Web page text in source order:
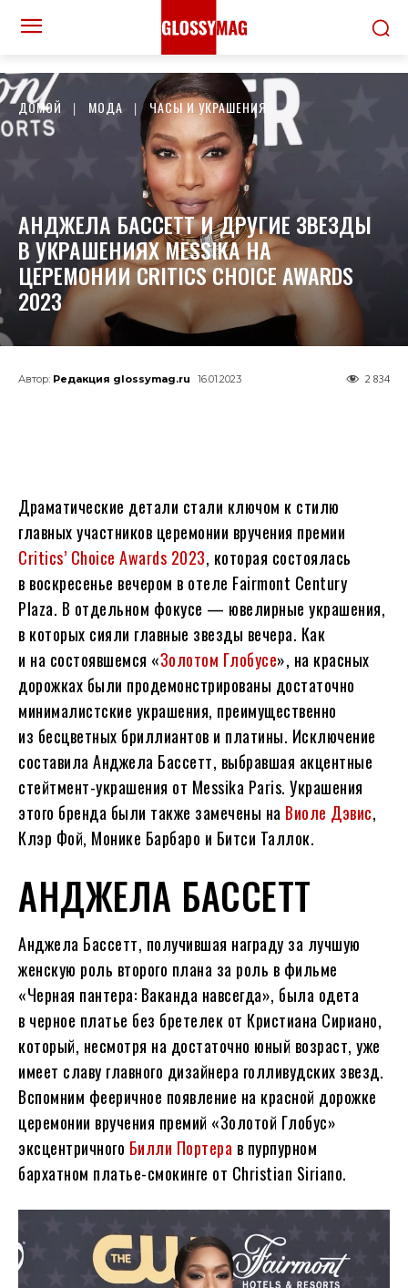
ДОМОЙ МОДА ЧАСЫ И УКРАШЕНИЯ
АНДЖЕЛА БАССЕТТ И ДРУГИЕ ЗВЕЗДЫ
В УКРАШЕНИЯХ MESSIKA НА
ЦЕРЕМОНИИ CRITICS CHOICE AWARDS
2023
Автор: Редакция glossymag.ru 16.01.2023 2 834
Драматические детали стали ключом к стилю
главных участников церемонии вручения премии
Critics’ Choice Awards 2023, которая состоялась
в воскресенье вечером в отеле Fairmont Century
Plaza. В отдельном фокусе — ювелирные украшения,
в которых сияли главные звезды вечера. Как
и на состоявшемся «Золотом Глобусе», на красных
дорожках были продемонстрированы достаточно
минималистские украшения, преимущественно
из бесцветных бриллиантов и платины. Исключение
составила Анджела Бассетт, выбравшая акцентные
стейтмент-украшения от Messika Paris. Украшения
этого бренда были также замечены на Виоле Дэвис,
Клэр Фой, Монике Барбаро и Битси Таллок.
АНДЖЕЛА БАССЕТТ
Анджела Бассетт, получившая награду за лучшую
женскую роль второго плана за роль в фильме
«Черная пантера: Ваканда навсегда», была одета
в черное платье без бретелек от Кристиана Сириано,
который, несмотря на достаточно юный возраст, уже
имеет славу главного дизайнера голливудских звезд.
Вспомним фееричное появление на красной дорожке
церемонии вручения премий «Золотой Глобус»
эксцентричного Билли Портера в пурпурном
бархатном платье-смокинге от Christian Siriano.